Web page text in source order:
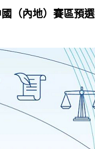
（內地）賽區預選